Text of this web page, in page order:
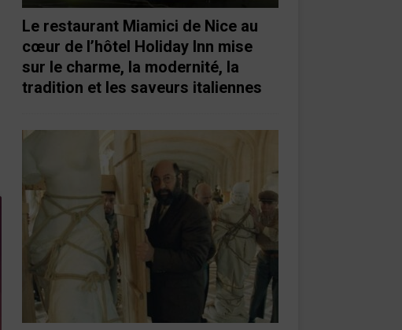
Le restaurant Miamici de Nice au
cœur de l’hôtel Holiday Inn mise
sur le charme, la modernité, la
tradition et les saveurs italiennes